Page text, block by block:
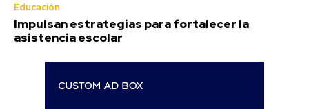
Educación
Impulsan estrategias para fortalecer la
asistencia escolar